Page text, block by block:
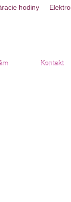
hodiny
Kontakt